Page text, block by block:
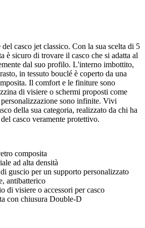
casco jet classico. Con la sua scelta di 5
è sicuro di trovare il casco che si adatta al
dal suo profilo. L'interno imbottito,
in tessuto bouclé è coperto da una
Il comfort e le finiture sono
di visiere o schermi proposti come
sono infinite. Vivi
della sua categoria, realizzato da chi ha
casco veramente protettivo.
composita
ad alta densità
guscio per un supporto personalizzato
antibatterico
di visiere o accessori per casco
con chiusura Double-D